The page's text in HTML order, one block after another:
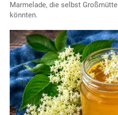
Marmelade, die selbst
könnten.